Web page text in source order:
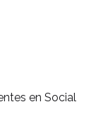
en Social